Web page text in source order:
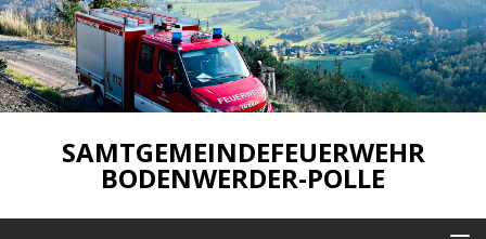
SAMTGEMEINDEFEUERWEHR
BODENWERDER-POLLE